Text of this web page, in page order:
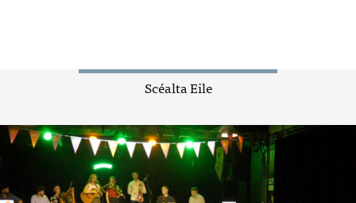
Scéalta Eile